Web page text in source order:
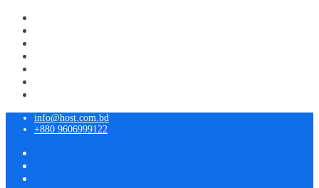
info@host.com.bd
+880 9606999122